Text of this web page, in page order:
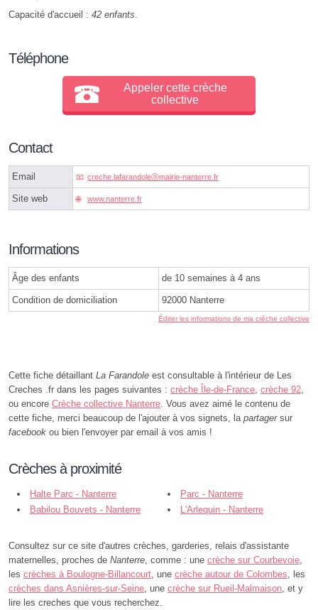
Capacité d'accueil : 42 enfants.
Téléphone
Appeler cette crèche
collective
Contact
Email creche.lafarandoleⓐmairie-nanterre.fr
Site web www.nanterre.fr
Informations
Âge des enfants de 10 semaines à 4 ans
Condition de domiciliation 92000 Nanterre
Éditer les informations de ma crèche collective
Cette fiche détaillant La Farandole est consultable à l'intérieur de Les
Creches .fr dans les pages suivantes : crèche Île-de-France, crèche 92,
ou encore Crèche collective Nanterre. Vous avez aimé le contenu de
cette fiche, merci beaucoup de l'ajouter à vos signets, la partagersur
facebook ou bien l'envoyer par email à vos amis !
Crèches à proximité
Halte Parc - Nanterre
Parc - Nanterre
Babilou Bouvets - Nanterre
L'Arlequin - Nanterre
Consultez sur ce site d'autres crèches, garderies, relais d'assistante
maternelles, proches de Nanterre, comme : une crèche sur Courbevoie,
les crèches à Boulogne-Billancourt, une crèche autour de Colombes, les
crèches dans Asnières-sur-Seine, une crèche sur Rueil-Malmaison, et y
lire les creches que vous recherchez.